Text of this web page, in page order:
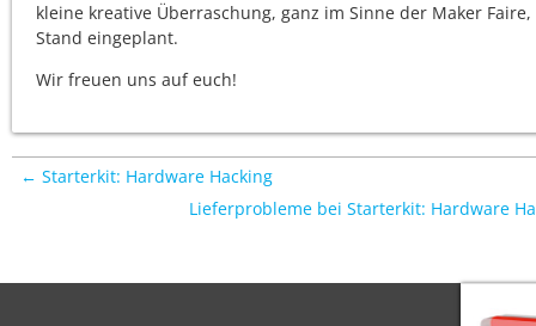
kleine kreative Überraschung, ganz im Sinne der Maker Faire,
Stand eingeplant.
Wir freuen uns auf euch!
← Starterkit: Hardware Hacking
Lieferprobleme bei Starterkit: Hardware